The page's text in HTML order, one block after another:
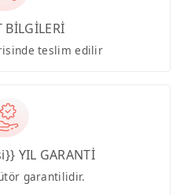
BİLGİLERİ
teslim edilir
YIL GARANTİ
garantilidir.